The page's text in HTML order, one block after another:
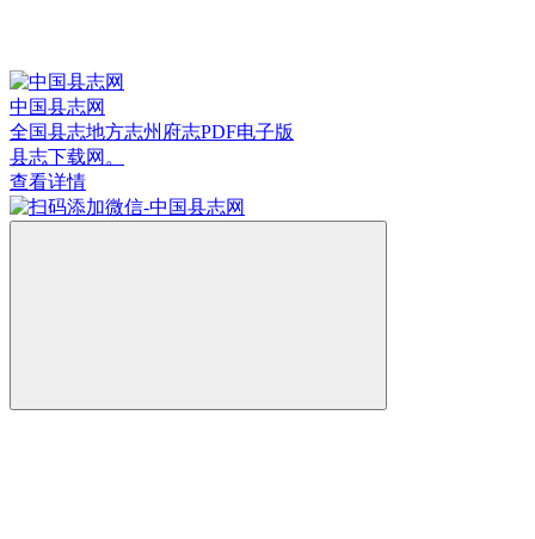
中国县志网
全国县志地方志州府志PDF电子版
县志下载网。
查看详情